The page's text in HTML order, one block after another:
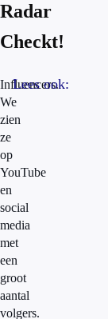
Radar
Checkt!
Influencers.
We
zien
ze
op
YouTube
en
social
media
met
een
groot
aantal
volgers.
Lees ook: